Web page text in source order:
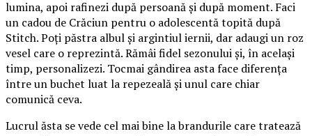
lumina, apoi rafinezi după persoană și după moment. Faci
un cadou de Crăciun pentru o adolescentă topită după
Stitch. Poți păstra albul și argintiul iernii, dar adaugi un roz
vesel care o reprezintă. Rămâi fidel sezonului și, în același
timp, personalizezi. Tocmai gândirea asta face diferența
între un buchet luat la repezeală și unul care chiar
comunică ceva.
Lucrul ăsta se vede cel mai bine la brandurile care tratează